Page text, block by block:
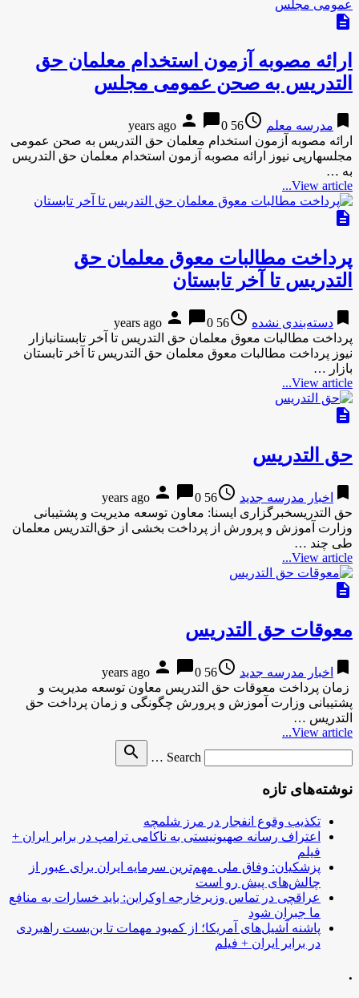
description
ارائه مصوبه آزمون استخدام معلمان حق
التدریس به صحن عمومی مجلس
bookmark مدرسه معلم access_time
56 years ago
person chat_bubble0
ارائه مصوبه آزمون استخدام معلمان حق التدریس به صحن عمومی
مجلسهارپی نیوز ارائه مصوبه آزمون استخدام معلمان حق التدریس
به …
View article...
description
پرداخت مطالبات معوق معلمان حق
التدریس تا آخر تابستان
bookmark دسته‌بندی نشده access_time
56 years ago
person chat_bubble0
پرداخت مطالبات معوق معلمان حق التدریس تا آخر تابستانبازار
نیوز پرداخت مطالبات معوق معلمان حق التدریس تا آخر تابستان
بازار …
View article...
description
حق التدریس
bookmark اخبار مدرسه جدید access_time
56 years ago
person chat_bubble0
حق التدریسخبرگزاری ایسنا: معاون توسعه مدیریت و پشتیبانی
وزارت آموزش و پرورش از پرداخت بخشی از حق‌التدریس معلمان
طی چند …
View article...
description
معوقات حق التدریس
bookmark اخبار مدرسه جدید access_time
56 years ago
person chat_bubble0
زمان پرداخت معوقات حق التدریس معاون توسعه مدیریت و
پشتیبانی وزارت آموزش و پرورش چگونگی و زمان پرداخت حق
التدریس …
View article...
Search …
search
نوشته‌های تازه
تکذیب وقوع انفجار در مرز شلمچه
اعتراف رسانه صهیونیستی به ناکامی ترامپ در برابر ایران +
فیلم
پزشکیان: وفاق ملی مهم‌ترین سرمایه ایران برای عبور از
چالش‌های پیش رو است
عراقچی در تماس وزیرخارجه اوکراین: باید خسارات به منافع
ما جبران شود
پاشنه آشیل‌های آمریکا؛ از کمبود مهمات تا بن‌بست راهبردی
در برابر ایران + فیلم
.